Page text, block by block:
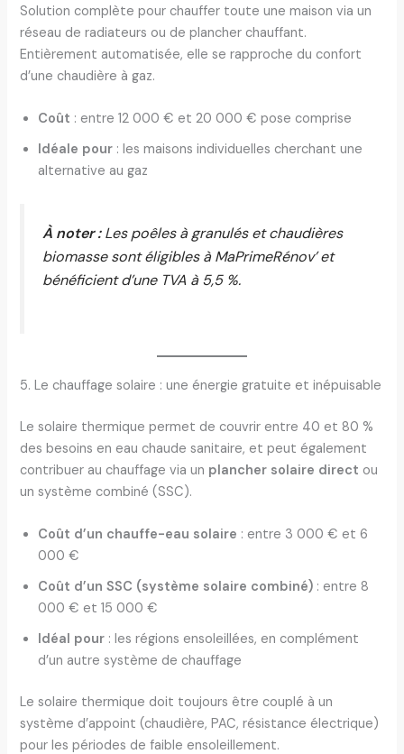
Solution complète pour chauffer toute une maison via un
réseau de radiateurs ou de plancher chauffant.
Entièrement automatisée, elle se rapproche du confort
d’une chaudière à gaz.
Coût : entre 12 000 € et 20 000 € pose comprise
Idéale pour : les maisons individuelles cherchant une
alternative au gaz
À noter :Les poêles à granulés et chaudières
biomasse sont éligibles à MaPrimeRénov’ et
bénéficient d’une TVA à 5,5 %.
5. Le chauffage solaire : une énergie gratuite et inépuisable
Le solaire thermique permet de couvrir entre 40 et 80 %
des besoins en eau chaude sanitaire, et peut également
contribuer au chauffage via un plancher solaire direct ou
un système combiné (SSC).
Coût d’un chauffe-eau solaire : entre 3 000 € et 6
000 €
Coût d’un SSC (système solaire combiné) : entre 8
000 € et 15 000 €
Idéal pour : les régions ensoleillées, en complément
d’un autre système de chauffage
Le solaire thermique doit toujours être couplé à un
système d’appoint (chaudière, PAC, résistance électrique)
pour les périodes de faible ensoleillement.